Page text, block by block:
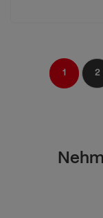
Aktuelle
Seite
1 2